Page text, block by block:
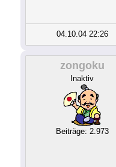
04.10.04 22:26
zongoku
Inaktiv
Beiträge: 2.973